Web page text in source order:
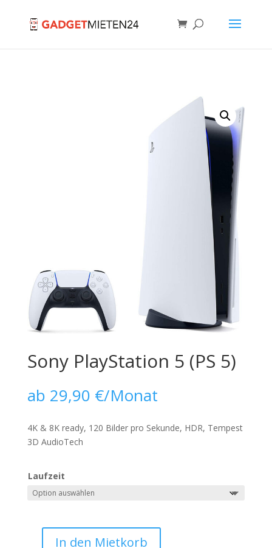
Sony PlayStation 5 (PS 5)
ab 29,90 €/Monat
4K & 8K ready, 120 Bilder pro Sekunde, HDR, Tempest
3D AudioTech
Laufzeit
In den Mietkorb